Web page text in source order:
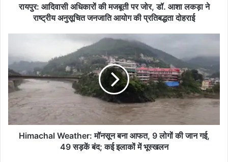
ज
बू
ती
प
जो
रायपुर: आदिवासी अधिकारों की मजबूती पर जोर, डॉ. आशा लकड़ा ने
राष्ट्रीय अनुसूचित जनजाति आयोग की प्रतिबद्धता दोहराई
m
a
c
h
a
W
Himachal Weather: मॉनसून बना आफत, 9 लोगों की जान गई,
49 सड़कें बंद; कई इलाकों में भूस्खलन